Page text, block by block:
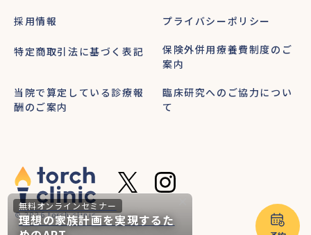
無料オンラインセミナー
理想の家族計画を実現するた
採用情報 プライバシーポリシー
特定商取引法に基づく表記
保険外併用療養費制度のご
案内
当院で算定している診療報
酬のご案内
臨床研究へのご協力につい
て
© 2026 torch clinic